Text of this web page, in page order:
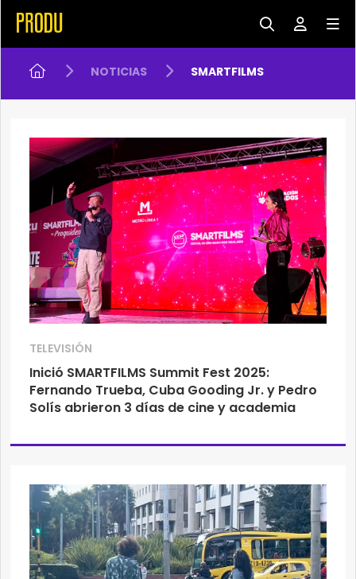
NOTICIAS SMARTFILMS
TELEVISIÓN
Inició SMARTFILMS Summit Fest 2025:
Fernando Trueba, Cuba Gooding Jr. y Pedro
Solís abrieron 3 días de cine y academia